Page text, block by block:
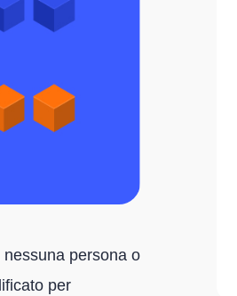
persona o
per